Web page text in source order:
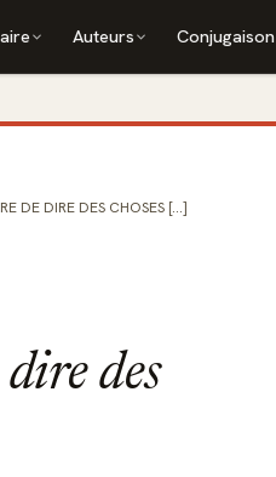
Auteurs Conjugaison
DE DIRE DES CHOSES [...]
des